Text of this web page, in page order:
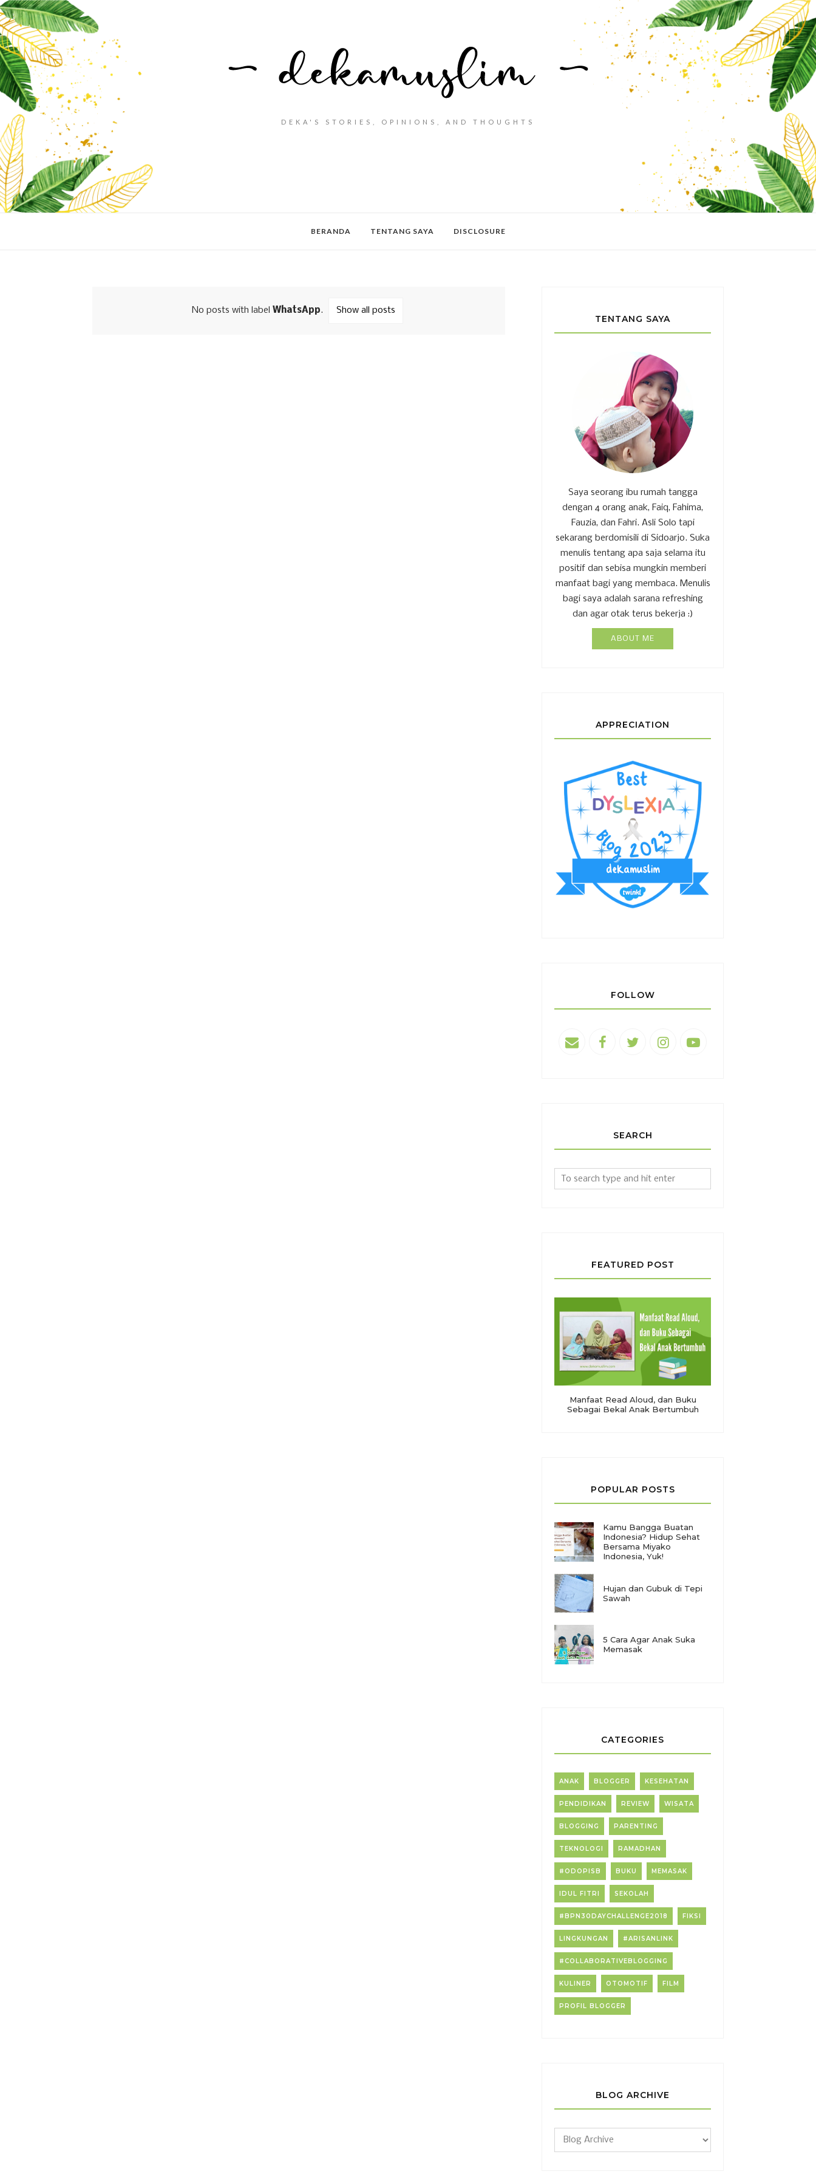
DEKA'S STORIES, OPINIONS, AND THOUGHTS
BERANDA TENTANG SAYA DISCLOSURE
No posts with label WhatsApp. Show all posts
TENTANG SAYA
Saya seorang ibu rumah tangga
dengan 4 orang anak, Faiq, Fahima,
Fauzia, dan Fahri. Asli Solo tapi
sekarang berdomisili di Sidoarjo. Suka
menulis tentang apa saja selama itu
positif dan sebisa mungkin memberi
manfaat bagi yang membaca. Menulis
bagi saya adalah sarana refreshing
dan agar otak terus bekerja :)
ABOUT ME
APPRECIATION
FOLLOW
SEARCH
FEATURED POST
Manfaat Read Aloud, dan Buku
Sebagai Bekal Anak Bertumbuh
POPULAR POSTS
Kamu Bangga Buatan
Indonesia? Hidup Sehat
Bersama Miyako
Indonesia, Yuk!
Hujan dan Gubuk di Tepi
Sawah
5 Cara Agar Anak Suka
Memasak
CATEGORIES
ANAK BLOGGER KESEHATAN
PENDIDIKAN REVIEW WISATA
BLOGGING PARENTING
TEKNOLOGI RAMADHAN
#ODOPISB BUKU MEMASAK
IDUL FITRI SEKOLAH
#BPN30DAYCHALLENGE2018 FIKSI
LINGKUNGAN #ARISANLINK
#COLLABORATIVEBLOGGING
KULINER OTOMOTIF FILM
PROFIL BLOGGER
BLOG ARCHIVE